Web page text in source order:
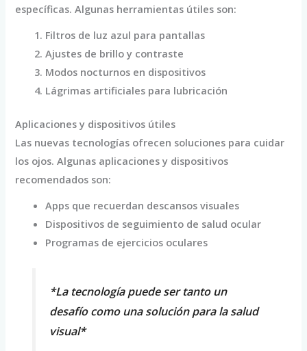
específicas. Algunas herramientas útiles son:
Filtros de luz azul para pantallas
Ajustes de brillo y contraste
Modos nocturnos en dispositivos
Lágrimas artificiales para lubricación
Aplicaciones y dispositivos útiles
Las nuevas tecnologías ofrecen soluciones para cuidar
los ojos. Algunas aplicaciones y dispositivos
recomendados son:
Apps que recuerdan descansos visuales
Dispositivos de seguimiento de salud ocular
Programas de ejercicios oculares
*La tecnología puede ser tanto un
desafío como una solución para la salud
visual*